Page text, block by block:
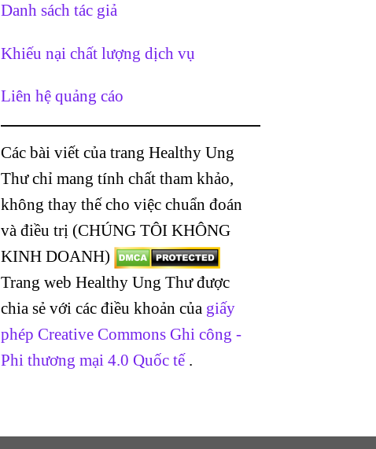
Danh sách tác giả
Khiếu nại chất lượng dịch vụ
Liên hệ quảng cáo
Các bài viết của trang Healthy Ung
Thư chỉ mang tính chất tham khảo,
không thay thế cho việc chuẩn đoán
và điều trị (CHÚNG TÔI KHÔNG
KINH DOANH)
Trang web Healthy Ung Thư được
chia sẻ với các điều khoản của giấy
phép Creative Commons Ghi công -
Phi thương mại 4.0 Quốc tế .